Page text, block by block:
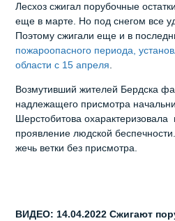
Лесхоз сжигал порубочные
еще в марте. Но под снегом все
Поэтому сжигали еще и в
пожароопасного периода,
области с 15 апреля.
Возмутивший жителей Бердска
надлежащего присмотра
Шерстобитова охарактеризовала
проявление людской
жечь ветки без присмотра.
ВИДЕО: 14.04.2022 Сжигают